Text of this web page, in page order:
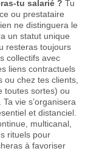
tu salarié ? Tu
ou prestataire
ne distinguera le
un statut unique
resteras toujours
collectifs avec
liens contractuels
chez tes clients,
toutes sortes) ou
vie s’organisera
et distanciel.
multicanal,
rituels pour
à favoriser